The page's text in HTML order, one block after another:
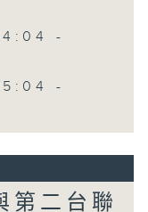
-
-
第二台聯